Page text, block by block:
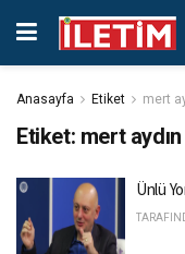
Anasayfa Etiket mert
Etiket: mert aydın
Ünlü